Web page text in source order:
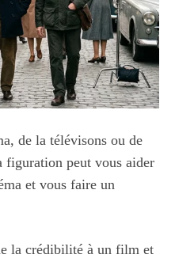
de la télévisons ou de
figuration peut vous aider
et vous faire un
la crédibilité à un film et